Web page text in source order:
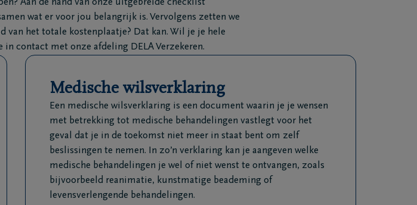
Aan de hand van onze uitgebreide checklist
wat er voor jou belangrijk is. Vervolgens zetten we
van het totale kostenplaatje? Dat kan. Wil je je hele
contact met onze afdeling DELA Verzekeren.
Medische wilsverklaring
Een medische wilsverklaring is een document waarin je je wensen
met betrekking tot medische behandelingen vastlegt voor het
geval dat je in de toekomst niet meer in staat bent om zelf
beslissingen te nemen. In zo’n verklaring kan je aangeven welke
medische behandelingen je wel of niet wenst te ontvangen, zoals
bijvoorbeeld reanimatie, kunstmatige beademing of
levensverlengende behandelingen.